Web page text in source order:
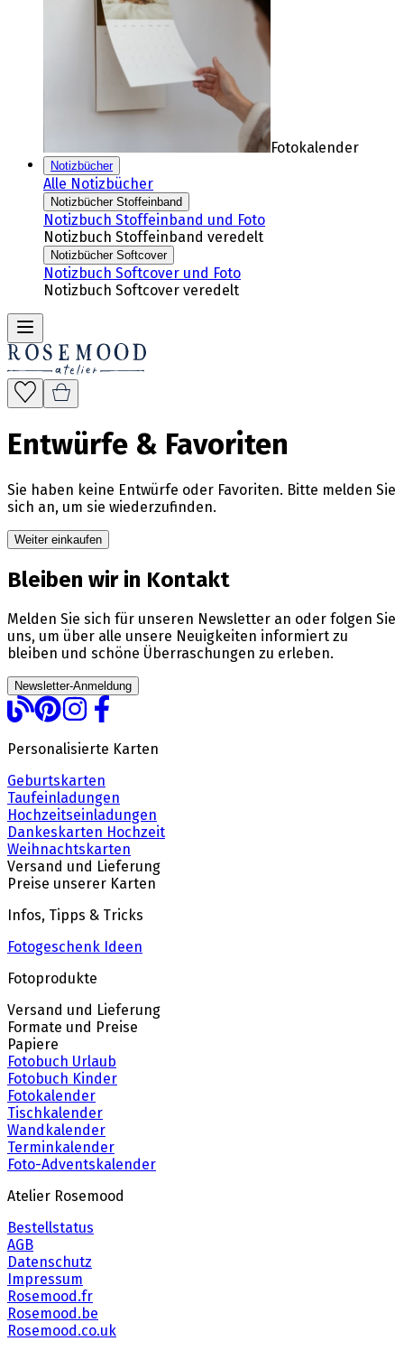
Fotokalender
Notizbücher
Alle Notizbücher
Notizbücher Stoffeinband
Notizbuch Stoffeinband und Foto
Notizbuch Stoffeinband veredelt
Notizbücher Softcover
Notizbuch Softcover und Foto
Notizbuch Softcover veredelt
Entwürfe & Favoriten
Sie haben keine Entwürfe oder Favoriten. Bitte melden Sie
sich an, um sie wiederzufinden.
Weiter einkaufen
Bleiben wir in Kontakt
Melden Sie sich für unseren Newsletter an oder folgen Sie
uns, um über alle unsere Neuigkeiten informiert zu
bleiben und schöne Überraschungen zu erleben.
Newsletter-Anmeldung
Personalisierte Karten
Geburtskarten
Taufeinladungen
Hochzeitseinladungen
Dankeskarten Hochzeit
Weihnachtskarten
Versand und Lieferung
Preise unserer Karten
Infos, Tipps & Tricks
Fotogeschenk Ideen
Fotoprodukte
Versand und Lieferung
Formate und Preise
Papiere
Fotobuch Urlaub
Fotobuch Kinder
Fotokalender
Tischkalender
Wandkalender
Terminkalender
Foto-Adventskalender
Atelier Rosemood
Bestellstatus
AGB
Datenschutz
Impressum
Rosemood.fr
Rosemood.be
Rosemood.co.uk